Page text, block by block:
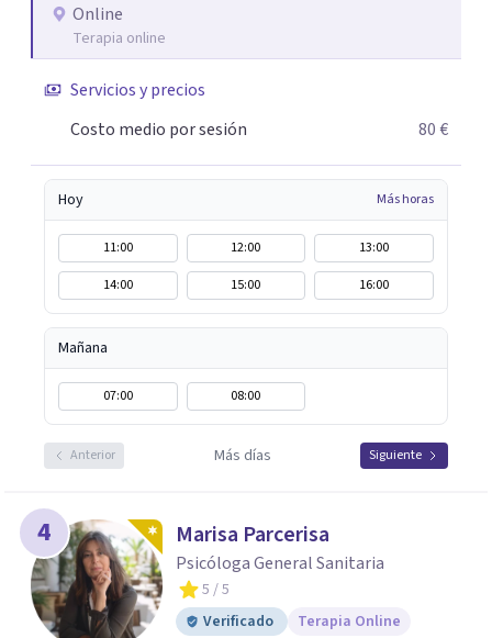
personal concreta. En especial mi ámbito de trabajo es la
disfunción eréctil, la eyaculación precoz y la falta de
es de enorme importancia tanto para el bienestar físico y
mental como a nivel personal para una buena
Online
Terapia online
Servicios y precios
Costo medio por sesión
80 €
Hoy Más horas
11:00 12:00
13:00
14:00
15:00 16:00
Mañana
07:00 08:00
Anterior Más días Siguiente
4 Marisa Parcerisa
Psicóloga General Sanitaria
5 / 5
Verificado
Terapia Online